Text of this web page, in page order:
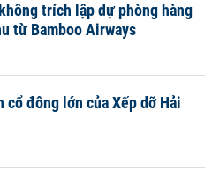
trích lập dự phòng hàng
từ Bamboo Airways
đông lớn của Xếp dỡ Hải